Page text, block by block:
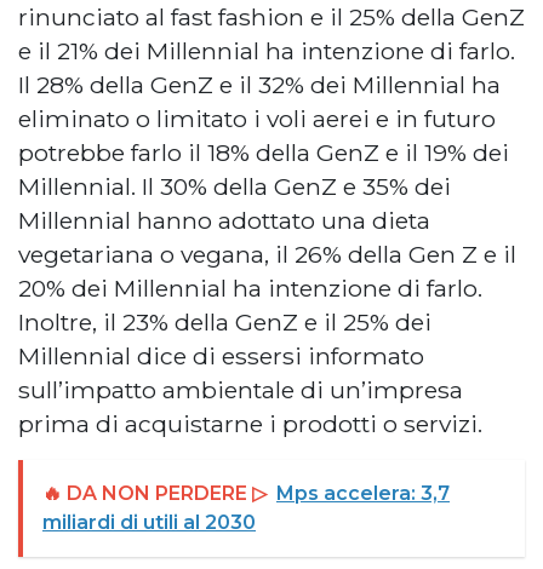
rinunciato al fast fashion e il 25% della GenZ
e il 21% dei Millennial ha intenzione di farlo.
Il 28% della GenZ e il 32% dei Millennial ha
eliminato o limitato i voli aerei e in futuro
potrebbe farlo il 18% della GenZ e il 19% dei
Millennial. Il 30% della GenZ e 35% dei
Millennial hanno adottato una dieta
vegetariana o vegana, il 26% della Gen Z e il
20% dei Millennial ha intenzione di farlo.
Inoltre, il 23% della GenZ e il 25% dei
Millennial dice di essersi informato
sull’impatto ambientale di un’impresa
prima di acquistarne i prodotti o servizi.
🔥 DA NON PERDERE ▷ Mps accelera: 3,7
miliardi di utili al 2030